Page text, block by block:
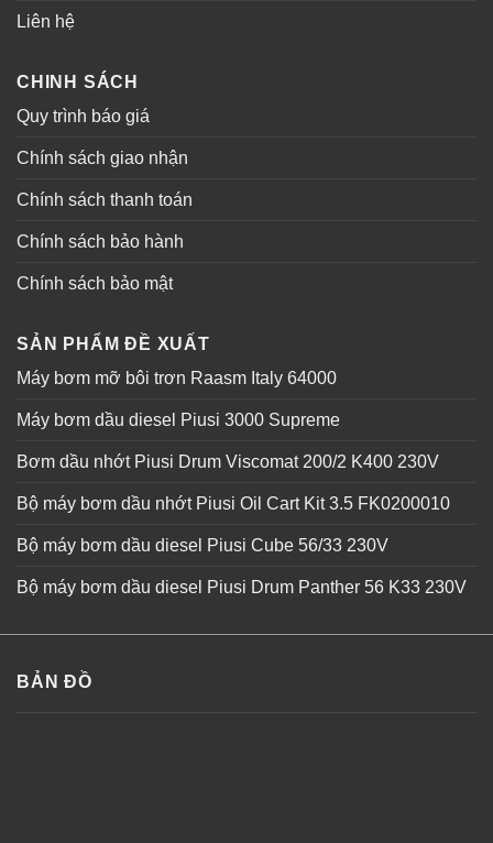
Liên hệ
CHINH SÁCH
Quy trình báo giá
Chính sách giao nhận
Chính sách thanh toán
Chính sách bảo hành
Chính sách bảo mật
SẢN PHẨM ĐỀ XUẤT
Máy bơm mỡ bôi trơn Raasm Italy 64000
Máy bơm dầu diesel Piusi 3000 Supreme
Bơm dầu nhớt Piusi Drum Viscomat 200/2 K400 230V
Bộ máy bơm dầu nhớt Piusi Oil Cart Kit 3.5 FK0200010
Bộ máy bơm dầu diesel Piusi Cube 56/33 230V
Bộ máy bơm dầu diesel Piusi Drum Panther 56 K33 230V
BẢN ĐỒ